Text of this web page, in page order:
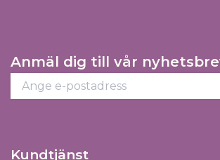
Anmäl dig till vår
Kundtjänst